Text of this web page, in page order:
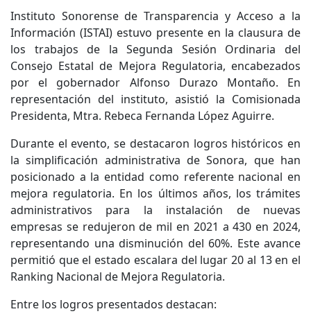
Instituto Sonorense de Transparencia y Acceso a la
Información (ISTAI) estuvo presente en la clausura de
los trabajos de la Segunda Sesión Ordinaria del
Consejo Estatal de Mejora Regulatoria, encabezados
por el gobernador Alfonso Durazo Montaño. En
representación del instituto, asistió la Comisionada
Presidenta, Mtra. Rebeca Fernanda López Aguirre.
Durante el evento, se destacaron logros históricos en
la simplificación administrativa de Sonora, que han
posicionado a la entidad como referente nacional en
mejora regulatoria. En los últimos años, los trámites
administrativos para la instalación de nuevas
empresas se redujeron de mil en 2021 a 430 en 2024,
representando una disminución del 60%. Este avance
permitió que el estado escalara del lugar 20 al 13 en el
Ranking Nacional de Mejora Regulatoria.
Entre los logros presentados destacan: